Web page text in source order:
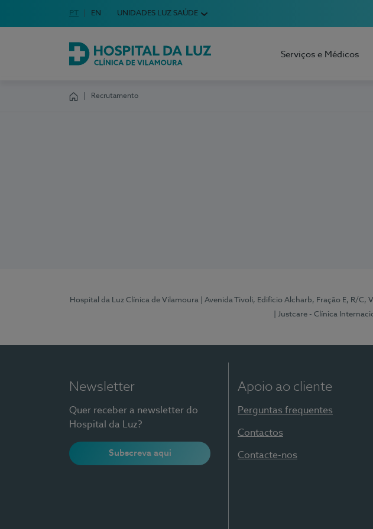
Escolha o seu idioma
Idioma em Português
PT English Language
EN UNIDADES LUZ SAÚDE
Hospital da Luz Clínica de Vilamoura
Serviços e Médicos
Recrutamento
Hospital da Luz Clínica de Vilamoura | Avenida Tivoli, Edifício Alcharb, Fração E, R/
| Justcare - Clínica
Newsletter
Quer receber a newsletter do
Hospital da Luz?
Subscreva aqui
Apoio ao cliente
Perguntas frequentes
Contactos
Contacte-nos